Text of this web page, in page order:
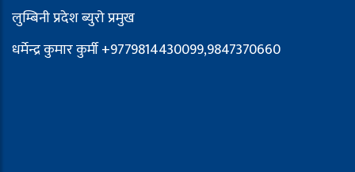
लुम्बिनी प्रदेश ब्युरो प्रमुख
धर्मेन्द्र कुमार कुर्मी +9779814430099,9847370660